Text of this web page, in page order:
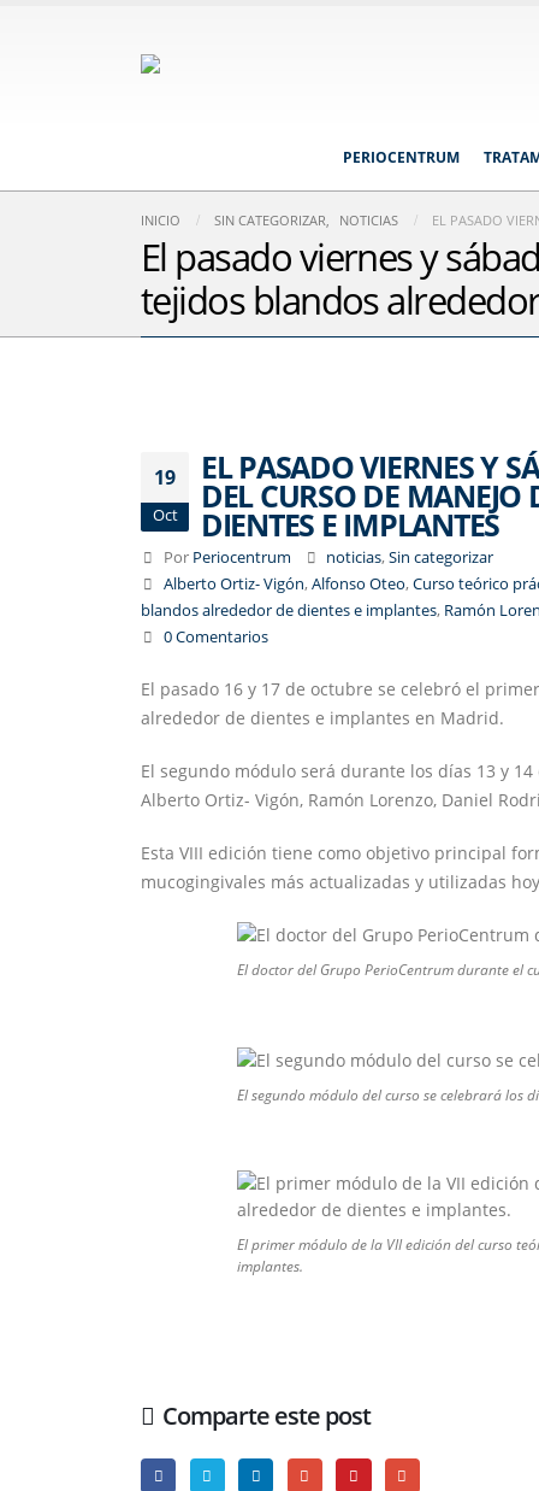
PERIOCENTRUM
INICIO SIN CATEGORIZAR, NOTICIAS EL PASADO
El pasado viernes y
tejidos blandos
19
Oct
EL PASADO VIERNES Y
DEL CURSO DE MANEJO
DIENTES E IMPLANTES
Por Periocentrum noticias,Sin categorizar
Alberto Ortiz- Vigón,Alfonso Oteo,Curso teórico
blandos alrededor de dientes e implantes, Ramón
0 Comentarios
El pasado 16 y 17 de octubre se celebró el
alrededor de dientes e implantes en Madrid.
El segundo módulo será durante los días 13 y
Alberto Ortiz- Vigón, Ramón Lorenzo, Daniel
Esta VIII edición tiene como objetivo principal
mucogingivales más actualizadas y utilizadas
El doctor del Grupo PerioCentrum durante el
El segundo módulo del curso se celebrará los
El primer módulo de la VII edición del curso
implantes.
Comparte este post